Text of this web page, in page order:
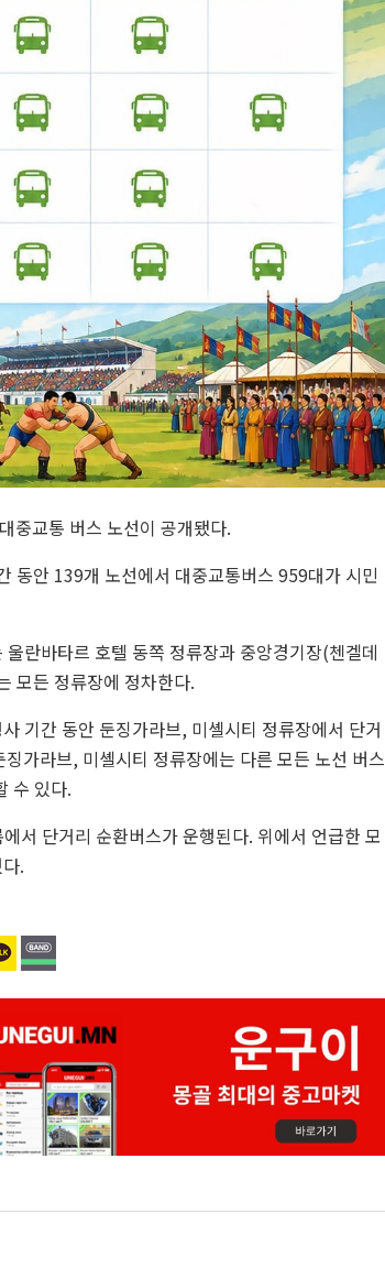
중교통 버스 노선이 공개됐다.
동안 139개 노선에서 대중교통버스 959대가 시민
란바타르 호텔 동쪽 정류장과 중앙경기장(첸겔데
모든 정류장에 정차한다.
기간 동안 둔징가라브, 미셸시티 정류장에서 단거
가라브, 미셸시티 정류장에는 다른 모든 노선 버스
수 있다.
서 단거리 순환버스가 운행된다. 위에서 언급한 모
.